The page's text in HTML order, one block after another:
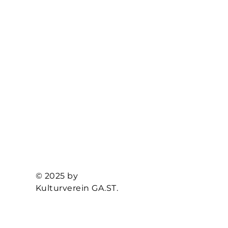
© 2025 by
Kulturverein GA.ST.